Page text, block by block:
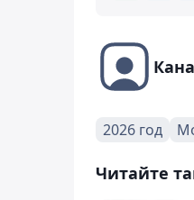
2026 год
Читайте